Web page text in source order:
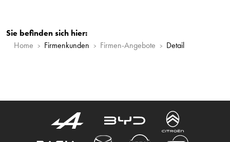
Sie befinden sich hier:
Home
Firmenkunden Firmen-Angebote Detail